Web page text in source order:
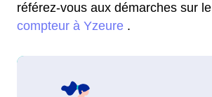
référez-vous aux démarches sur le
compteur à Yzeure .